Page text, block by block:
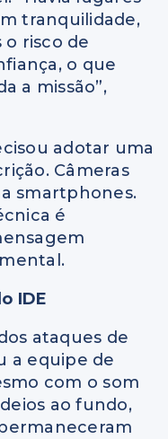
tranquilidade,
risco de
o que
a missão”,
adotar uma
Câmeras
smartphones.
é
IDE
ataques de
a equipe de
com o som
ao fundo,